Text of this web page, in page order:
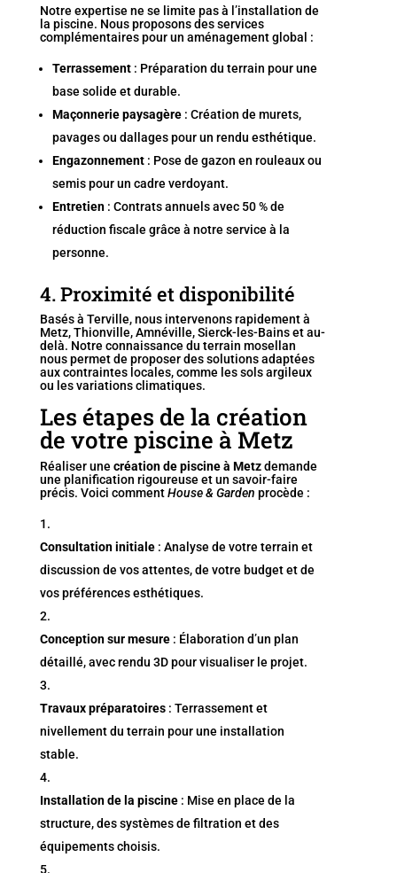
Notre expertise ne se limite pas à l’installation de
la piscine. Nous proposons des services
complémentaires pour un aménagement global :
Terrassement: Préparation du terrain pour une
base solide et durable.
Maçonnerie paysagère: Création de murets,
pavages ou dallages pour un rendu esthétique.
Engazonnement: Pose de gazon en rouleaux ou
semis pour un cadre verdoyant.
Entretien: Contrats annuels avec 50 % de
réduction fiscale grâce à notre service à la
personne.
4. Proximité et disponibilité
Basés à Terville, nous intervenons rapidement à
Metz, Thionville, Amnéville, Sierck-les-Bains et au-
delà. Notre connaissance du terrain mosellan
nous permet de proposer des solutions adaptées
aux contraintes locales, comme les sols argileux
ou les variations climatiques.
Les étapes de la création
de votre piscine à Metz
Réaliser une création de piscine à Metzdemande
une planification rigoureuse et un savoir-faire
précis. Voici commentHouse & Garden procède :
Consultation initiale: Analyse de votre terrain et
discussion de vos attentes, de votre budget et de
vos préférences esthétiques.
Conception sur mesure: Élaboration d’un plan
détaillé, avec rendu 3D pour visualiser le projet.
Travaux préparatoires: Terrassement et
nivellement du terrain pour une installation
stable.
Installation de la piscine: Mise en place de la
structure, des systèmes de filtration et des
équipements choisis.